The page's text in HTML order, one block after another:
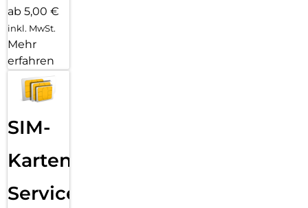
ab 5,00 €
inkl. MwSt.
Mehr
erfahren
SIM-
Karten
Service: